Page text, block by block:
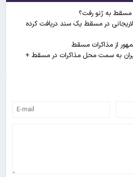
مسقط به ژنو رفت؟
در مسقط یک سند دریافت کرده
از مذاکرات مسقط
به سمت محل مذاکرات در مسقط +